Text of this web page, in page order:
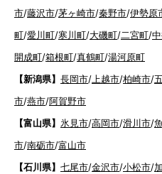
市/藤沢市/茅ヶ崎市/秦野市/伊勢原
町/愛川町/寒川町/大磯町/二宮町/
開成町/箱根町/真鶴町/湯河原町
【新潟県】 長岡市/ 上越市/柏崎市/
市/燕市/阿賀野市
【富山県】 氷見市/高岡市/滑川市/
市/南砺市/富山市
【石川県】 七尾市/金沢市/小松市/